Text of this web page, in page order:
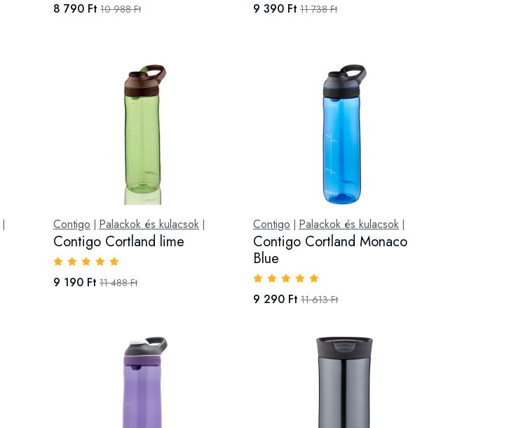
8 790 Ft 10 988 Ft 9 390 Ft 11 738 Ft
Contigo Palackok és kulacsok|
Contigo Cortland lime
9 190 Ft 11 488 Ft
Contigo Palackok és kulacsok|
Contigo Cortland Monaco
Blue
9 290 Ft 11 613 Ft